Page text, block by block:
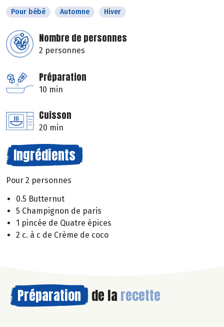
Pour bébé Automne Hiver
Nombre de personnes
2 personnes
Préparation
10 min
Cuisson
20 min
Ingrédients
Pour 2 personnes
0.5 Butternut
5 Champignon de paris
1 pincée de Quatre épices
2 c. à c de Crème de coco
Préparation de la recette